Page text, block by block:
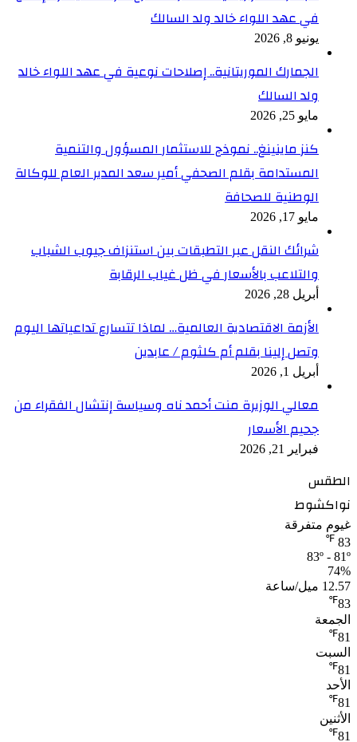
في عهد اللواء خالد ولد السالك
يونيو 8, 2026
الجمارك الموريتانية.. إصلاحات نوعية في عهد اللواء خالد
ولد السالك
مايو 25, 2026
كنز ماينينغ.. نموذج للاستثمار المسؤول والتنمية
المستدامة بقلم الصحفي أمير سعد المدير العام للوكالة
الوطنية للصحافة
مايو 17, 2026
شرائك النقل عبر التطبقات بين استنزاف جيوب الشباب
والتلاعب بالأسعار في ظل غياب الرقابة
أبريل 28, 2026
الأزمة الاقتصادية العالمية… لماذا تتسارع تداعياتها اليوم
وتصل إلينا بقلم أم كلثوم / عابدين
أبريل 1, 2026
معالي الوزيرة منت أحمد ناه وسياسة إنتشال الفقراء من
جحيم الأسعار
فبراير 21, 2026
الطقس
نواكشوط
غيوم متفرقة
83
℉
83º - 81º
74%
12.57 ميل/ساعة
83
℉
الجمعة
81
℉
السبت
81
℉
الأحد
81
℉
الأثنين
81
℉